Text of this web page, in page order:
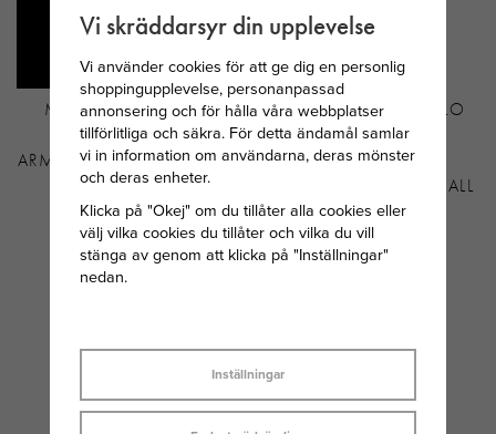
MARIA NILSDOTTER
TUVSTARR HEART
ARMBAND GULDPLÄTERAT
SILVER
2 295 KR
THOMAS SABO HELLO
KITTY CHARM BLÅ
CONNECT
PREMIUMLEGERING KALL
569 KR
Vi skräddarsyr din upplevelse
Vi använder cookies för att ge dig en personlig
shoppingupplevelse, personanpassad
annonsering och för hålla våra webbplatser
tillförlitliga och säkra. För detta ändamål samlar
vi in information om användarna, deras mönster
och deras enheter.
Klicka på "Okej" om du tillåter alla cookies eller
välj vilka cookies du tillåter och vilka du vill
stänga av genom att klicka på "Inställningar"
nedan.
Inställningar